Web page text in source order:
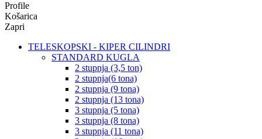
Profile
Košarica
Zapri
TELESKOPSKI - KIPER CILINDRI
STANDARD KUGLA
2 stupnja (3,5 ton)
2 stupnja(6 tona)
2 stupnja (9 tona)
2 stupnja (13 tona)
3 stupnja (5 tona)
3 stupnja (8 tona)
3 stupnja (11 tona)